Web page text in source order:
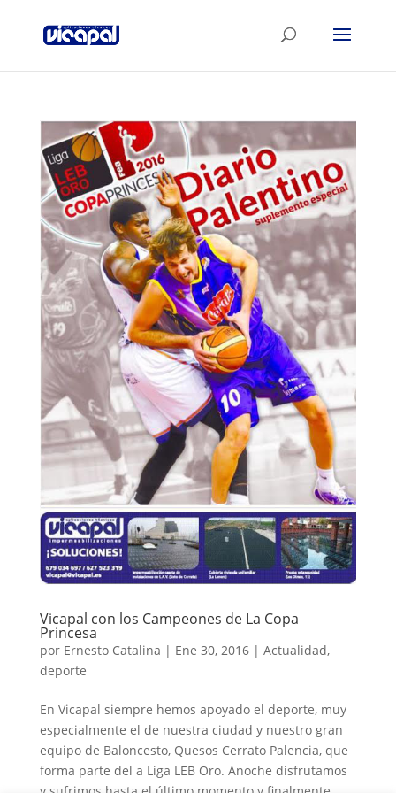
Vicapal con los Campeones de La Copa
Princesa
por Ernesto Catalina | Ene 30, 2016| Actualidad,
deporte
En Vicapal siempre hemos apoyado el deporte, muy
especialmente el de nuestra ciudad y nuestro gran
equipo de Baloncesto, Quesos Cerrato Palencia, que
forma parte del a Liga LEB Oro. Anoche disfrutamos